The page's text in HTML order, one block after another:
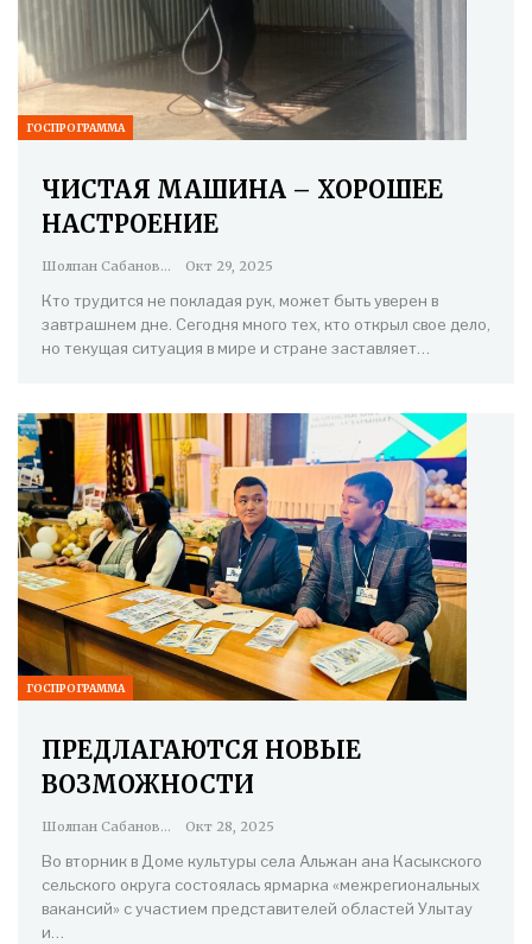
ГОСПРОГРАММА
ЧИСТАЯ МАШИНА – ХОРОШЕЕ
НАСТРОЕНИЕ
Шолпан Сабанова Окт 29, 2025
Кто трудится не покладая рук, может быть уверен в
завтрашнем дне. Сегодня много тех, кто открыл свое дело,
но текущая ситуация в мире и стране заставляет…
ГОСПРОГРАММА
ПРЕДЛАГАЮТСЯ НОВЫЕ
ВОЗМОЖНОСТИ
Шолпан Сабанова Окт 28, 2025
Во вторник в Доме культуры села Альжан ана Касыкского
сельского округа состоялась ярмарка «межрегиональных
вакансий» с участием представителей областей Улытау
и…